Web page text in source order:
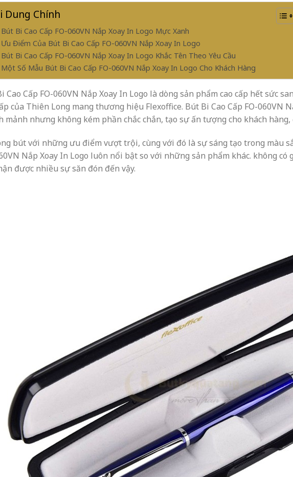
Dung Chính
Bút Bi Cao Cấp FO-060VN Nắp Xoay In Logo Mực Xanh
Ưu Điểm Của Bút Bi Cao Cấp FO-060VN Nắp Xoay In Logo
Bút Bi Cao Cấp FO-060VN Nắp Xoay In Logo Khắc Tên Theo Yêu Cầu
Một Số Mẫu Bút Bi Cao Cấp FO-060VN Nắp Xoay In Logo Cho Khách Hàng
Cao Cấp FO-060VN Nắp Xoay In Logo là dòng sản phẩm cao cấp hết sức
của Thiên Long mang thương hiệu Flexoffice. Bút Bi Cao Cấp FO-060VN
mảnh nhưng không kém phần chắc chắn, tạo sự ấn tượng cho khách hàng,
bút với những ưu điểm vượt trội, cùng với đó là sự sáng tạo trong màu
Nắp Xoay In Logo luôn nổi bật so với những sản phẩm khác. không
được nhiều sự săn đón đến vậy.